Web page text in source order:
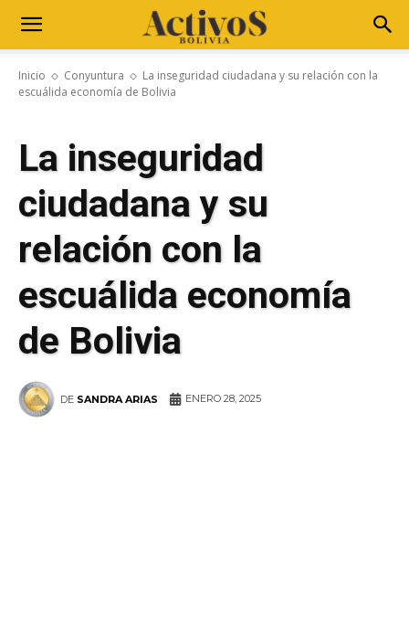
Inicio Conyuntura
La inseguridad ciudadana y su relación con la
escuálida economía de Bolivia
La inseguridad
ciudadana y su
relación con la
escuálida economía
de Bolivia
DE SANDRA ARIAS ENERO 28, 2025